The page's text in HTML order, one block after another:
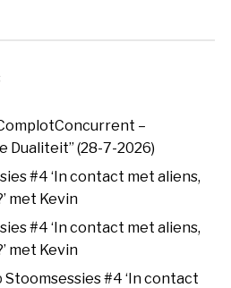
–
Dualiteit” (28-7-2026)
#4 ‘In contact met aliens,
met Kevin
#4 ‘In contact met aliens,
met Kevin
Stoomsessies #4 ‘In contact